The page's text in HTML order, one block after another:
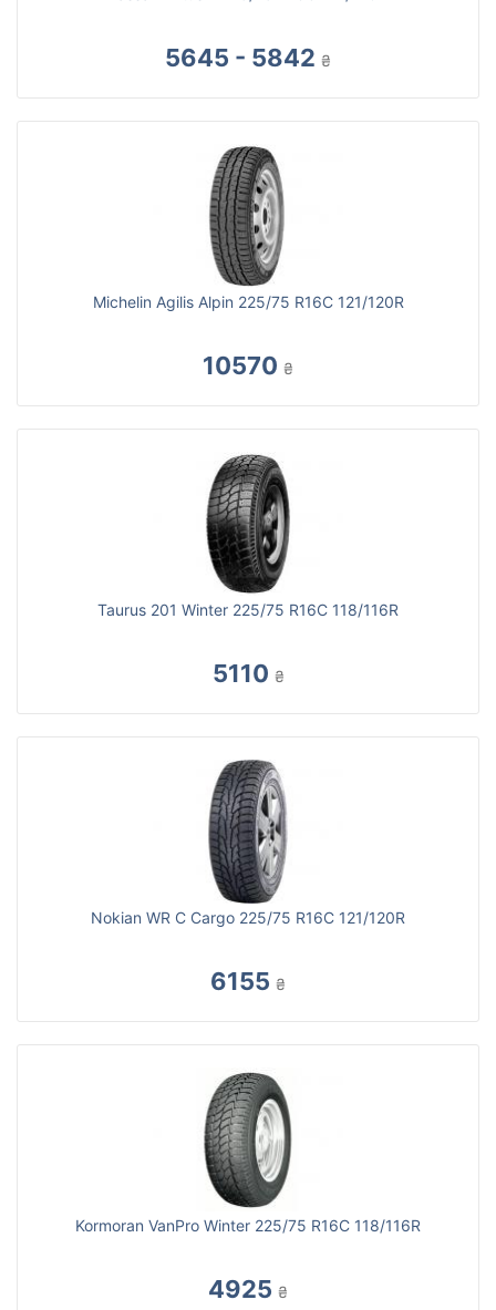
5645 - 5842 ₴
Michelin Agilis Alpin 225/75 R16C 121/120R
10570 ₴
Taurus 201 Winter 225/75 R16C 118/116R
5110 ₴
Nokian WR C Cargo 225/75 R16C 121/120R
6155 ₴
Kormoran VanPro Winter 225/75 R16C 118/116R
4925 ₴